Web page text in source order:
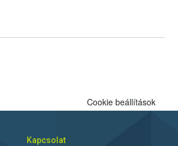
Cookie beállítások
Kapcsolat